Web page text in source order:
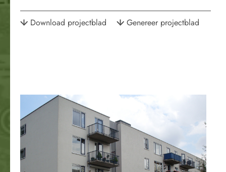
Download projectblad Genereer projectblad